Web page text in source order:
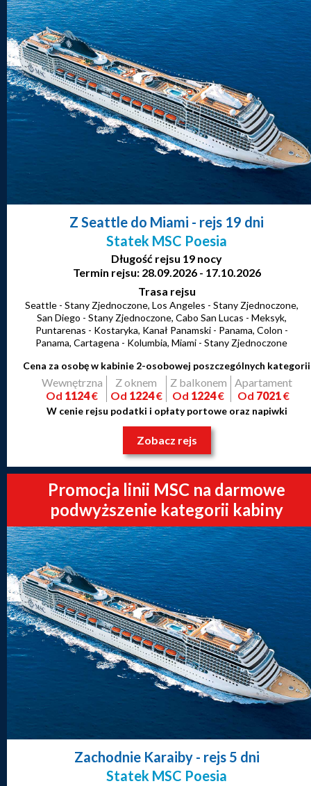
Z Seattle do Miami - rejs 19 dni
Statek MSC Poesia
Długość rejsu 19 nocy
Termin rejsu: 28.09.2026 - 17.10.2026
Trasa rejsu
Seattle - Stany Zjednoczone, Los Angeles - Stany Zjednoczone,
San Diego - Stany Zjednoczone, Cabo San Lucas - Meksyk,
Puntarenas - Kostaryka, Kanał Panamski - Panama, Colon -
Panama, Cartagena - Kolumbia, Miami - Stany Zjednoczone
Cena za osobę w kabinie 2-osobowej poszczególnych kategorii
Wewnętrzna
Od 1124€
Z oknem
Od 1224€
Z balkonem
Od 1224€
Apartament
Od 7021 €
W cenie rejsu podatki i opłaty portowe oraz napiwki
Zobacz rejs
Promocja linii MSC na darmowe
podwyższenie kategorii kabiny
Zachodnie Karaiby- rejs 5 dni
Statek MSC Poesia